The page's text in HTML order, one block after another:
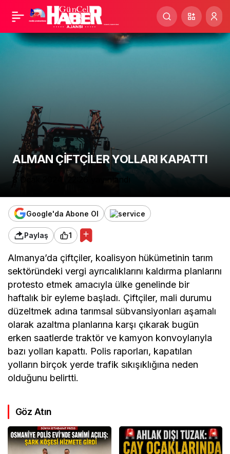
ALMAN ÇİFTÇİLER YOLLARI KAPATTI
8 Ocak 2024, 22:26
Google'da Abone Ol
Paylaş 1
Almanya’da çiftçiler, koalisyon hükümetinin tarım
sektöründeki vergi ayrıcalıklarını kaldırma planlarını
protesto etmek amacıyla ülke genelinde bir
haftalık bir eyleme başladı. Çiftçiler, mali durumu
düzeltmek adına tarımsal sübvansiyonları aşamalı
olarak azaltma planlarına karşı çıkarak bugün
erken saatlerde traktör ve kamyon konvoylarıyla
bazı yolları kapattı. Polis raporları, kapatılan
yolların birçok yerde trafik sıkışıklığına neden
olduğunu belirtti.
Göz Atın
Bakan Koca’dan
‘Mossad ajanı’ doktor
Paylaş